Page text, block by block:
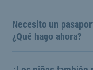
Necesito un
¿Qué hago ahora?